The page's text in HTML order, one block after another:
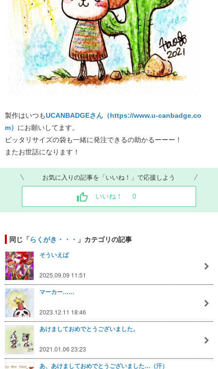
製作はいつもUCANBADGEさん（https://www.u-canbadge.co
m） にお願いしてます。
ピッタリサイズの袋も一緒に発注できるの助かるーーー！
またお世話になります！
お気に入りの記事を「いいね！」で応援しよう
いいね！ 0
同じ「らくがき・・・ 」カテゴリの記事
そういえば
2025.09.09 11:51
マーカー……
2023.12.11 18:46
あけましておめでとうございました。
2021.01.06 23:23
あ、あけましておめでとうございました…（汗）